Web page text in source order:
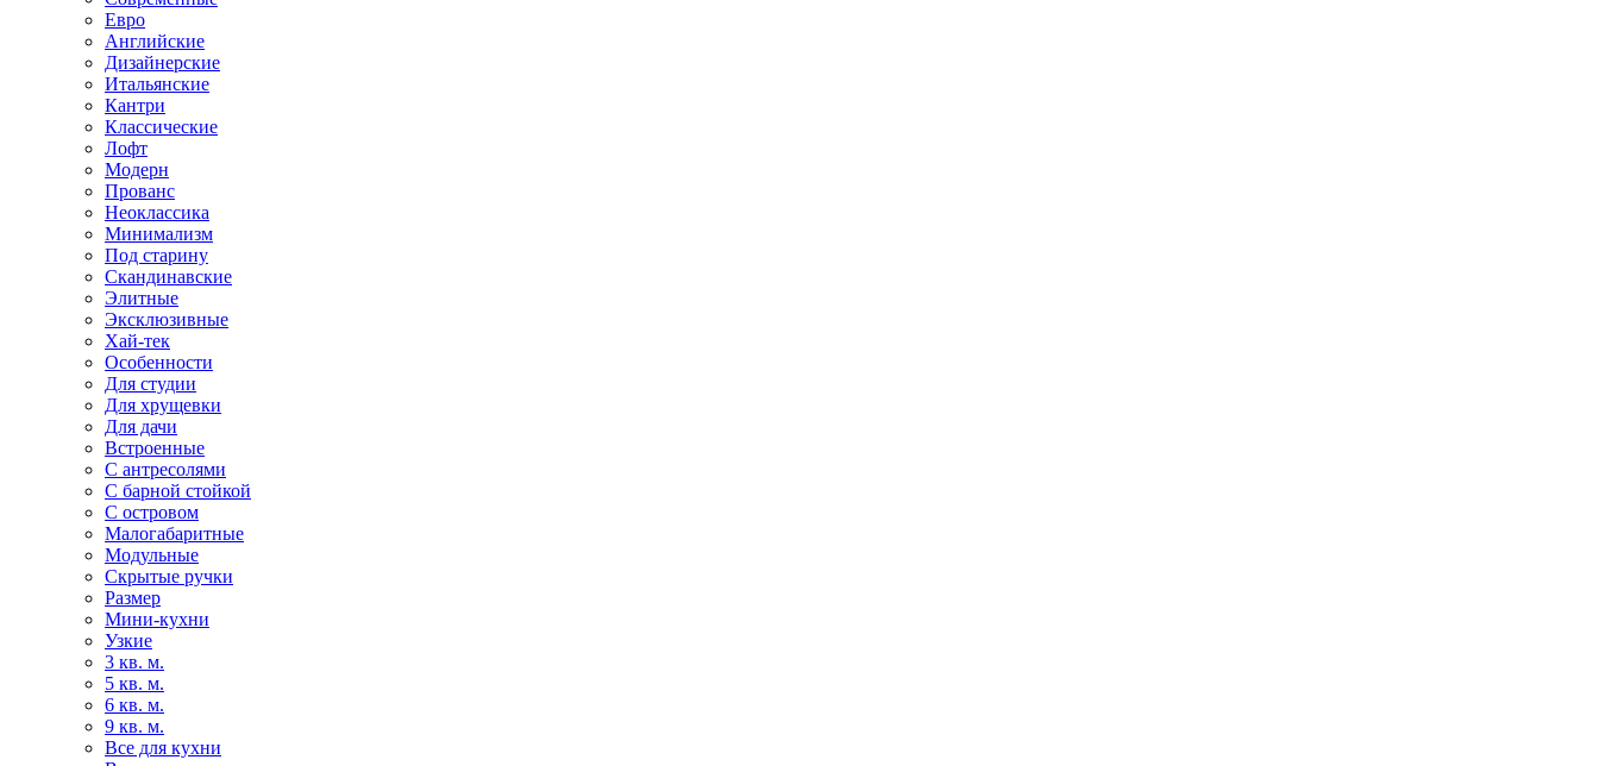
Евро
Английские
Дизайнерские
Итальянские
Кантри
Классические
Лофт
Модерн
Прованс
Неоклассика
Минимализм
Под старину
Скандинавские
Элитные
Эксклюзивные
Хай-тек
Особенности
Для студии
Для хрущевки
Для дачи
Встроенные
С антресолями
С барной стойкой
С островом
Малогабаритные
Модульные
Скрытые ручки
Размер
Мини-кухни
Узкие
3 кв. м.
5 кв. м.
6 кв. м.
9 кв. м.
Все для кухни